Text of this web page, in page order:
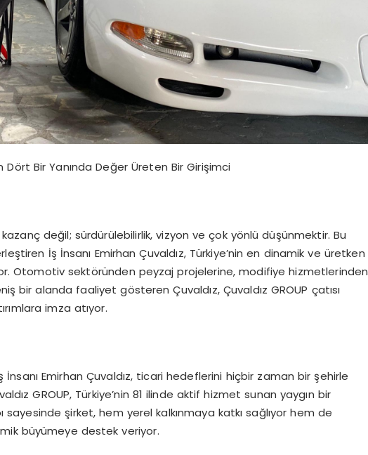
Dört Bir Yanında Değer Üreten Bir Girişimci
kazanç değil; sürdürülebilirlik, vizyon ve çok yönlü düşünmektir. Bu
İş İnsanı Emirhan Çuvaldız, Türkiye’nin en dinamik ve üretken
Otomotiv sektöründen peyzaj projelerine, modifiye hizmetlerinden
bir alanda faaliyet gösteren Çuvaldız, Çuvaldız GROUP çatısı
imza atıyor.
Emirhan Çuvaldız, ticari hedeflerini hiçbir zaman bir şehirle
GROUP, Türkiye’nin 81 ilinde aktif hizmet sunan yaygın bir
sayesinde şirket, hem yerel kalkınmaya katkı sağlıyor hem de
büyümeye destek veriyor.